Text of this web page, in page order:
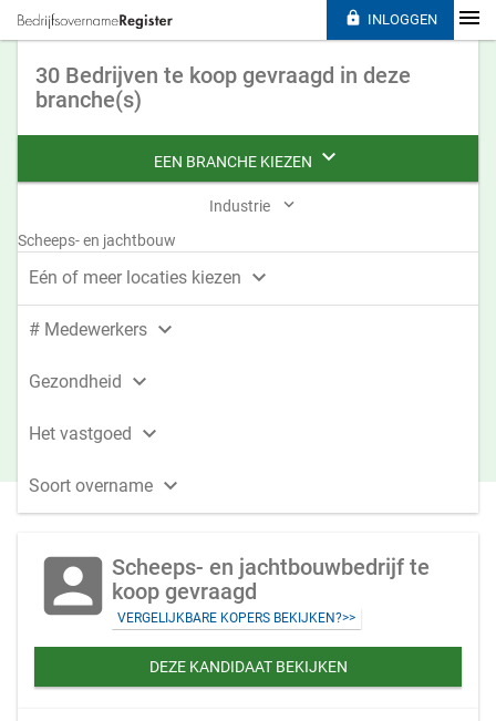
30 Bedrijven te koop gevraagd in deze
branche(s)
EEN BRANCHE KIEZEN 
Industrie 
Scheeps- en jachtbouw
Eén of meer locaties kiezen 
# Medewerkers 
Gezondheid 
Het vastgoed 
Soort overname 
account_box Scheeps- en jachtbouwbedrijf te
koop gevraagd
VERGELIJKBARE KOPERS BEKIJKEN?>>
DEZE KANDIDAAT BEKIJKEN
 INLOGGEN